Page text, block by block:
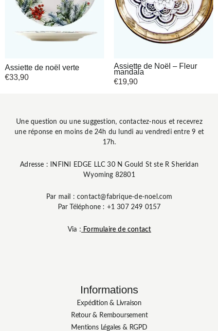
Assiette de noël verte
€33,90
Assiette de Noël – Fleur
mandala
€19,90
Une question ou une suggestion, contactez-nous et recevrez
une réponse en moins de 24h du lundi au vendredi entre 9 et
17h.
Adresse : INFINI EDGE LLC 30 N Gould St ste R Sheridan
Wyoming 82801
Par mail : contact@fabrique-de-noel.com
Par Téléphone : +1 307 249 0157
Via : Formulaire de contact
Informations
Expédition & Livraison
Retour & Remboursement
Mentions Légales & RGPD